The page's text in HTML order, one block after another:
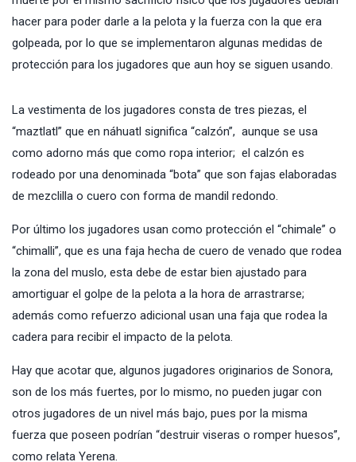
hacer para poder darle a la pelota y la fuerza con la que era
golpeada, por lo que se implementaron algunas medidas de
protección para los jugadores que aun hoy se siguen usando.
La vestimenta de los jugadores consta de tres piezas, el
“maztlatl” que en náhuatl significa “calzón”, aunque se usa
como adorno más que como ropa interior; el calzón es
rodeado por una denominada “bota” que son fajas elaboradas
de mezclilla o cuero con forma de mandil redondo.
Por último los jugadores usan como protección el “chimale” o
“chimalli”, que es una faja hecha de cuero de venado que rodea
la zona del muslo, esta debe de estar bien ajustado para
amortiguar el golpe de la pelota a la hora de arrastrarse;
además como refuerzo adicional usan una faja que rodea la
cadera para recibir el impacto de la pelota.
Hay que acotar que, algunos jugadores originarios de Sonora,
son de los más fuertes, por lo mismo, no pueden jugar con
otros jugadores de un nivel más bajo, pues por la misma
fuerza que poseen podrían “destruir viseras o romper huesos”,
como relata Yerena.